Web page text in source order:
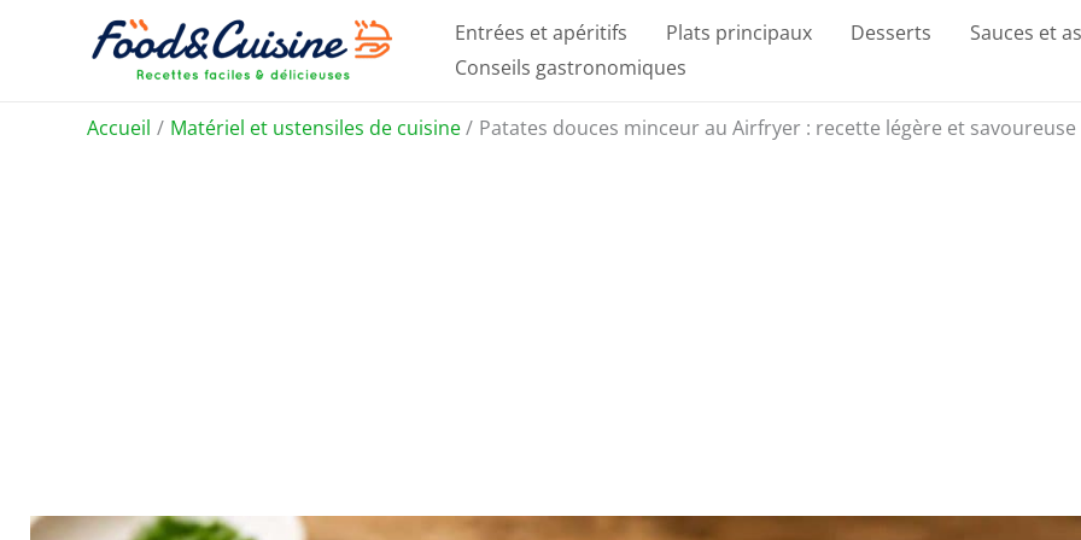
Entrées et apéritifs Plats principaux Desserts Sauces et
Conseils gastronomiques
Accueil Matériel et ustensiles de cuisine Patates douces minceur au Airfryer : recette légère et savoureuse